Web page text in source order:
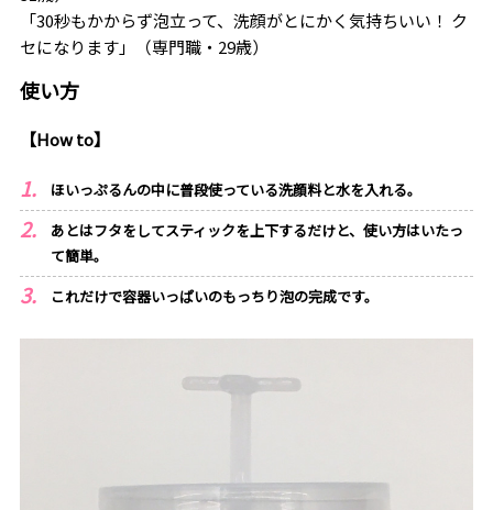
「30秒もかからず泡立って、洗顔がとにかく気持ちいい！ ク
セになります」（専門職・29歳）
使い方
【How to】
ほいっぷるんの中に普段使っている洗顔料と水を入れる。
あとはフタをしてスティックを上下するだけと、使い方はいたっ
て簡単。
これだけで容器いっぱいのもっちり泡の完成です。